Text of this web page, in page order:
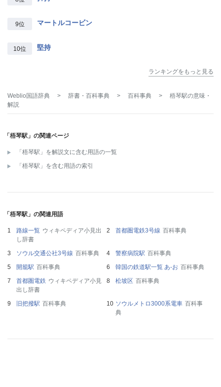
9位 マートルコービン
10位 堅持
ランキングをもっと見る
Weblio国語辞典 > 辞書・百科事典 > 百科事典 > 梧琴駅の意味・
解説
「梧琴駅」の関連ページ
「梧琴駅」を解説文に含む用語の一覧
「梧琴駅」を含む用語の索引
「梧琴駅」の関連用語
路線一覧 ウィキペディア小見出
し辞書
首都圏電鉄3号線 百科事典
ソウル交通公社3号線 百科事典 警察病院駅 百科事典
開籠駅 百科事典 韓国の鉄道駅一覧 あ-お 百科事典
首都圏電鉄 ウィキペディア小見
出し辞書
松坡区 百科事典
旧把撥駅 百科事典 ソウルメトロ3000系電車 百科事
典